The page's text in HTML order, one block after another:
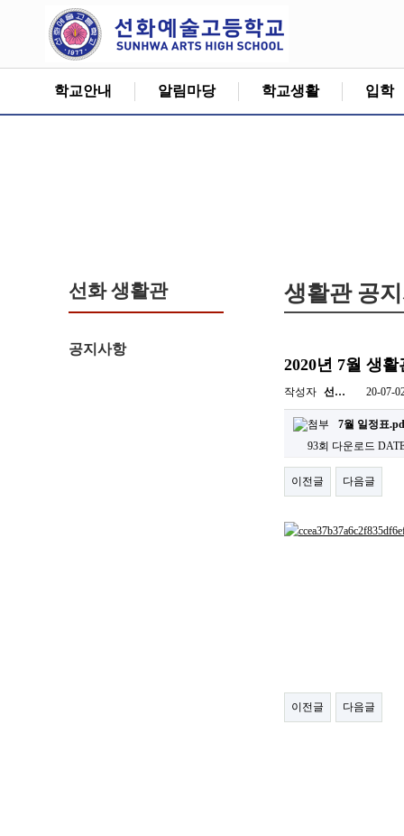
학교안내 알림마당 학교생활 입학
선화 생활관
공지사항
생활관 공
2020년 7월 생
작성자 선… 20-07-
7월 일정표
93회 다운로드
이전글 다음글
이전글 다음글